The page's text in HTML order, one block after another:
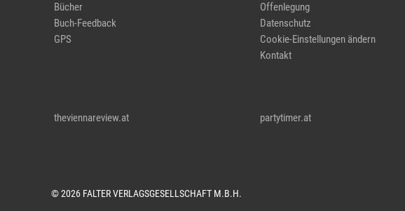
Bücher
Buch-Feedback
GPS
Offenlegung
Datenschutz
Cookie-Einstellungen ändern
Kontakt
theviennareview.at partytimer.at
© 2026 FALTER VERLAGSGESELLSCHAFT M.B.H.